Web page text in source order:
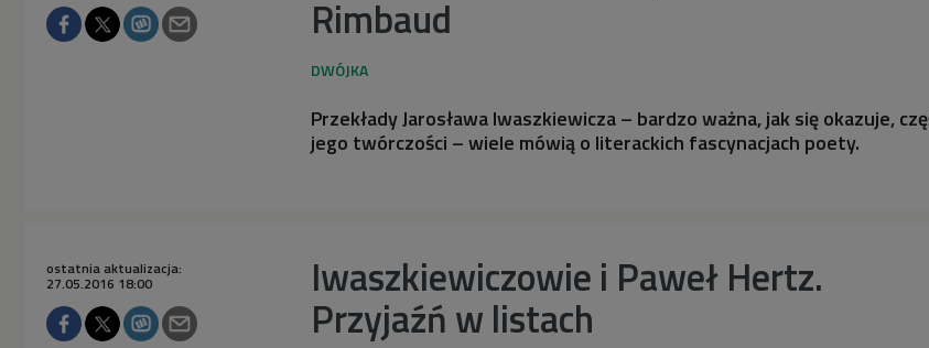
Rimbaud
Przekłady Jarosława Iwaszkiewicza – bardzo ważna, jak się okazuje,
jego twórczości – wiele mówią o literackich fascynacjach poety.
Iwaszkiewiczowie i Paweł Hertz.
Przyjaźń w listach
ostatnia aktualizacja:
27.05.2016 18:00